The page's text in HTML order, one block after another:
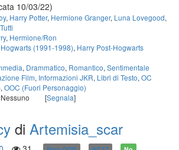
10/03/22)
, Harry Potter, Hermione Granger, Luna Lovegood,
, Hermione/Ron
(1991-1998), Harry Post-Hogwarts
, Drammatico, Romantico, Sentimentale
Film, Informazioni JKR, Libri di Testo, OC
, OOC (Fuori Personaggio)
[Segnala]
di Artemisia_scar